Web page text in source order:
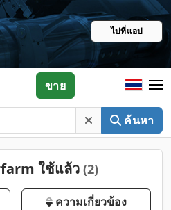
ไปที่แอป
ค้นหา
ขาย
ใช้แล้ว (2)
ความเกี่ยวข้อง